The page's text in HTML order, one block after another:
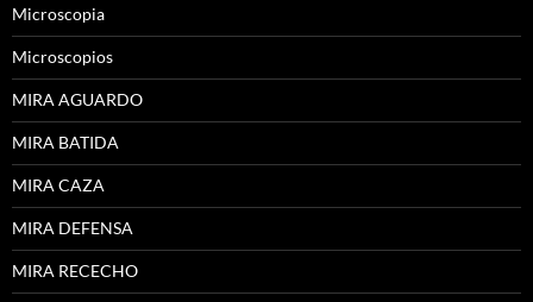
Microscopia
Microscopios
MIRA AGUARDO
MIRA BATIDA
MIRA CAZA
MIRA DEFENSA
MIRA RECECHO